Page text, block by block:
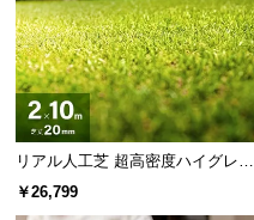
リアル人工芝 超高密度ハイグレー
ド 高耐久タイプ・質感追求 芝丈20
￥26,799